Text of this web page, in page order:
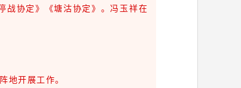
战协定》《塘沽协定》。冯玉祥在
地开展工作。